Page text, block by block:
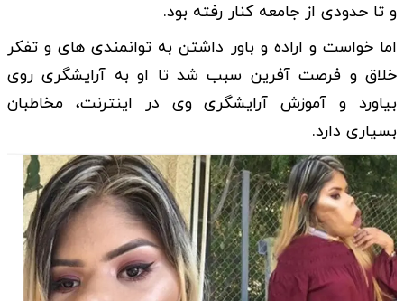
و تا حدودی از جامعه کنار رفته بود.
اما خواست و اراده و باور داشتن به توانمندی های و تفکر
خلاق و فرصت آفرین سبب شد تا او به آرایشگری روی
بیاورد و آموزش آرایشگری وی در اینترنت، مخاطبان
بسیاری دارد.